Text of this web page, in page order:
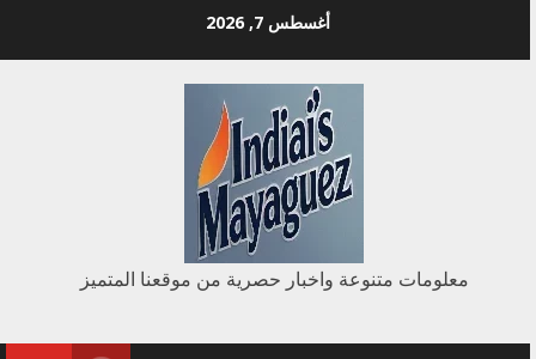
أغسطس 7, 2026
معلومات متنوعة واخبار حصرية من موقعنا المتميز